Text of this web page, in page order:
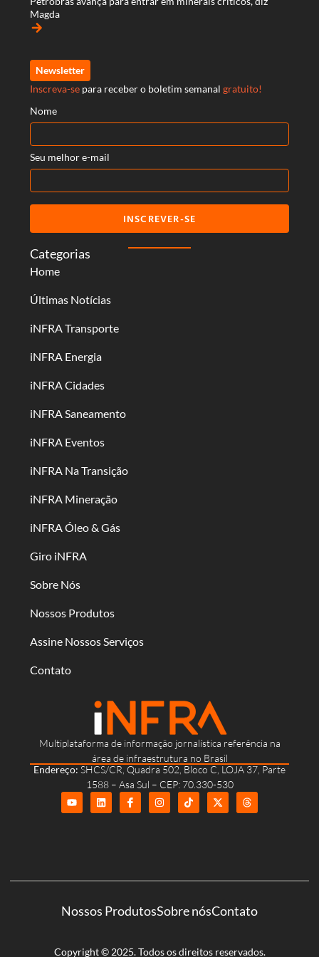
Multiplataforma de informação jornalística referência na
área de infraestrutura no Brasil
Endereço: SHCS/CR, Quadra 502, Bloco C, LOJA 37, Parte
1588 – Asa Sul – CEP: 70.330-530
Categorias
Home
Últimas Notícias
iNFRA Transporte
iNFRA Energia
iNFRA Cidades
iNFRA Saneamento
iNFRA Eventos
iNFRA Na Transição
iNFRA Mineração
iNFRA Óleo & Gás
Giro iNFRA
Sobre Nós
Nossos Produtos
Assine Nossos Serviços
Contato
Magda
arrow_forward
Newsletter
Inscreva-se para receber o boletim semanal gratuito!
Nome
Seu melhor e-mail
INSCREVER-SE
Nossos ProdutosSobre nósContato
Copyright © 2025. Todos os direitos reservados.